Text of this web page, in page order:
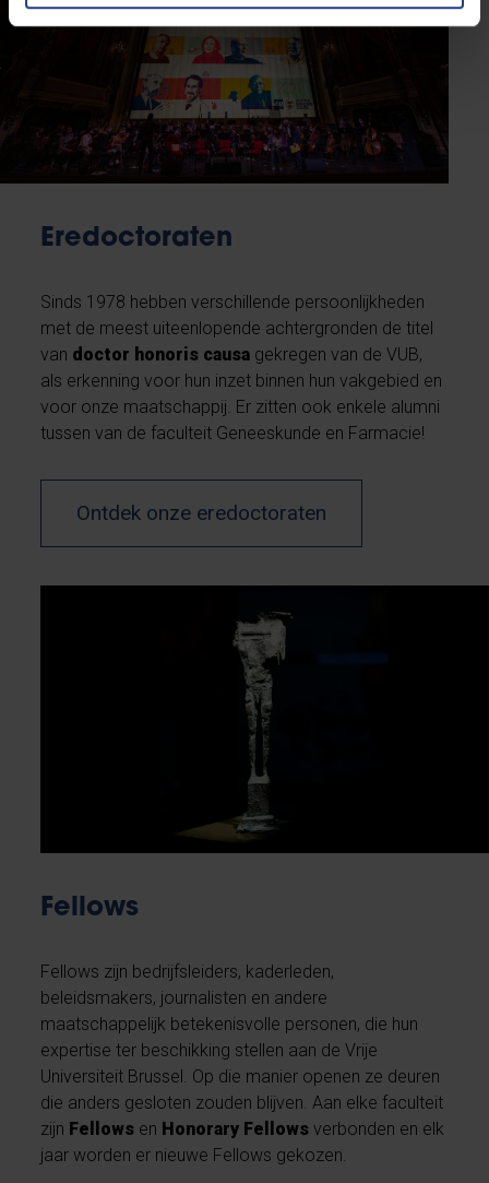
Eredoctoraten
Sinds 1978 hebben verschillende persoonlijkheden
met de meest uiteenlopende achtergronden de titel
van doctor honoris causa gekregen van de VUB,
als erkenning voor hun inzet binnen hun vakgebied en
voor onze maatschappij. Er zitten ook enkele alumni
tussen van de faculteit Geneeskunde en Farmacie!
Ontdek onze eredoctoraten
Fellows
Fellows zijn bedrijfsleiders, kaderleden,
beleidsmakers, journalisten en andere
maatschappelijk betekenisvolle personen, die hun
expertise ter beschikking stellen aan de Vrije
Universiteit Brussel. Op die manier openen ze deuren
die anders gesloten zouden blijven. Aan elke faculteit
zijn Fellows en Honorary Fellowsverbonden en elk
jaar worden er nieuwe Fellows gekozen.